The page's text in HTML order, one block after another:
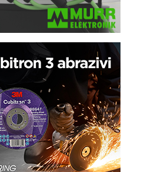
pakovanja · Display
omotnice
bez složenih
kao dugoročna korist
na prvom mestu!